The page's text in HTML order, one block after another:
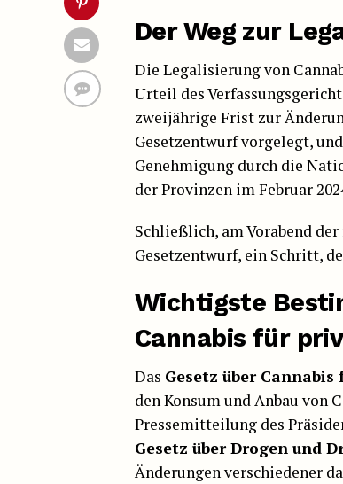
Der Weg zur
Die Legalisierung von
Urteil des
zweijährige Frist zur
Gesetzentwurf vorgelegt,
Genehmigung durch die
der Provinzen im Februar
Schließlich, am Vorabend
Gesetzentwurf, ein Schritt,
Wichtigste
Cannabis für
Das Gesetz über
den Konsum und Anbau von
Pressemitteilung des
Gesetz über Drogen und
Änderungen verschiedener